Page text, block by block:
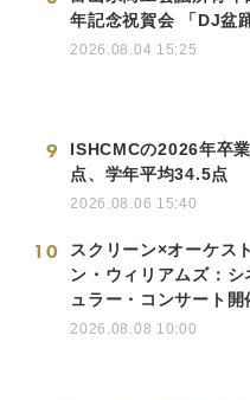
年記念祝賀会 「DJ盆
2026.08.04 15:25
9
ISHCMCの2026年卒
点、学年平均34.5点
2026.08.06 15:40
10
スクリーン×オーケス
ン・ウィリアムズ：
ュラー・コンサート開
2026.08.08 10:00